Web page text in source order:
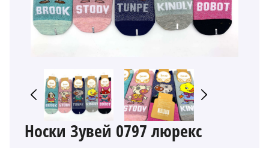
Носки Зувей 0797 люрекс